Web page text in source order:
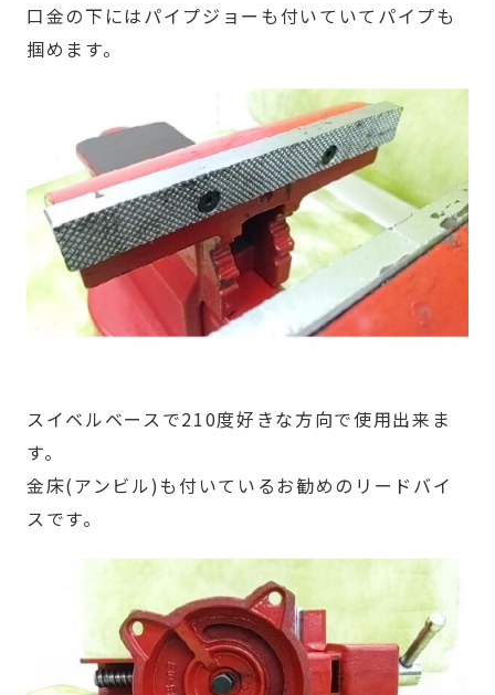
口金の下にはパイプジョーも付いていてパイプも
掴めます。
スイベルベースで210度好きな方向で使用出来ま
す。
金床(アンビル)も付いているお勧めのリードバイ
スです。